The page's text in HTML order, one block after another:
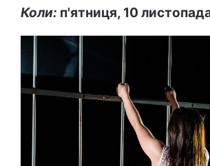
Коли: п'ятниця, 10